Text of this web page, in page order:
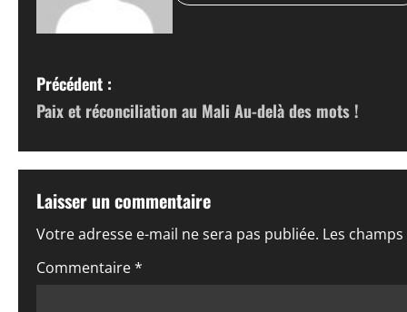
N
a
v
i
g
a
Précédent :
Paix et réconciliation au Mali Au-delà des mots !
Laisser un commentaire
Votre adresse e-mail ne sera pas publiée. Les
Commentaire*